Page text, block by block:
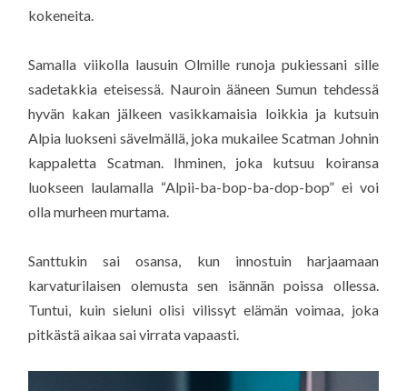
kokeneita.
Samalla viikolla lausuin Olmille runoja pukiessani sille
sadetakkia eteisessä. Nauroin ääneen Sumun tehdessä
hyvän kakan jälkeen vasikkamaisia loikkia ja kutsuin
Alpia luokseni sävelmällä, joka mukailee Scatman Johnin
kappaletta Scatman. Ihminen, joka kutsuu koiransa
luokseen laulamalla “Alpii-ba-bop-ba-dop-bop” ei voi
olla murheen murtama.
Santtukin sai osansa, kun innostuin harjaamaan
karvaturilaisen olemusta sen isännän poissa ollessa.
Tuntui, kuin sieluni olisi vilissyt elämän voimaa, joka
pitkästä aikaa sai virrata vapaasti.